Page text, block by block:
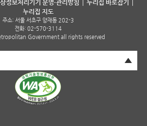
정보처리기기 운영·관리방침
누리집 바로잡기
누리집 지도
주소: 서울 서초구 양재동 202-3
전화: 02-570-3114
Government all rights reserved